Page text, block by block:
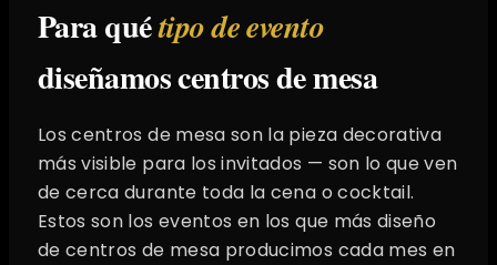
Para quétipo de evento
diseñamos centros de mesa
Los centros de mesa son la pieza decorativa
más visible para los invitados — son lo que ven
de cerca durante toda la cena o cocktail.
Estos son los eventos en los que más diseño
de centros de mesa producimos cada mes en